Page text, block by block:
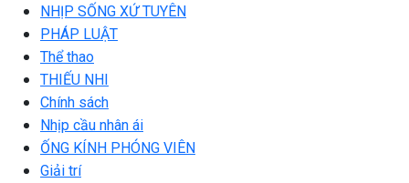
NHỊP SỐNG XỨ TUYÊN
PHÁP LUẬT
Thể thao
THIẾU NHI
Chính sách
Nhịp cầu nhân ái
ỐNG KÍNH PHÓNG VIÊN
Giải trí